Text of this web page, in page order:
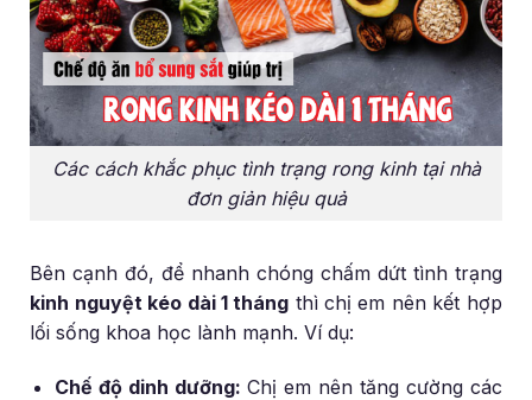
Các cách khắc phục tình trạng rong kinh tại nhà
đơn giản hiệu quả
Bên cạnh đó, để nhanh chóng chấm dứt tình trạng
kinh nguyệt kéo dài 1 tháng thì chị em nên kết hợp
lối sống khoa học lành mạnh. Ví dụ:
Chế độ dinh dưỡng: Chị em nên tăng cường các